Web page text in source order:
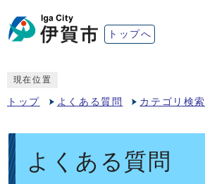
トップへ
現在位置
トップ よくある質問 カテゴリ検索
よくある質問